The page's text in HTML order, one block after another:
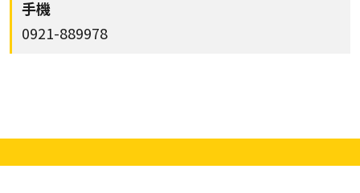
0921-889978